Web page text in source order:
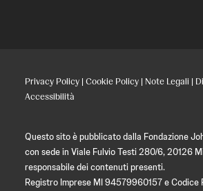
Privacy Policy | Cookie Policy | Note Legali |
Accessibilità
Questo sito è pubblicato dalla Fondazione
con sede in Viale Fulvio Testi 280/6, 20126
responsabile dei contenuti presenti.
Registro Imprese MI 94579960157 e Codice